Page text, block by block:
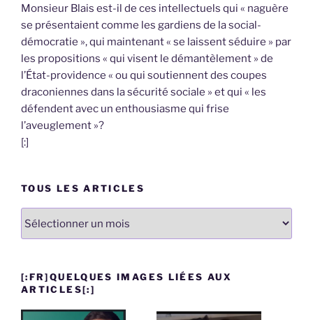
Monsieur Blais est-il de ces intellectuels qui « naguère
se présentaient comme les gardiens de la social-
démocratie », qui maintenant « se laissent séduire » par
les propositions « qui visent le démantèlement » de
l’État-providence « ou qui soutiennent des coupes
draconiennes dans la sécurité sociale » et qui « les
défendent avec un enthousiasme qui frise
l’aveuglement »?
[:]
TOUS LES ARTICLES
les
[:FR]QUELQUES IMAGES LIÉES AUX
ARTICLES[:]